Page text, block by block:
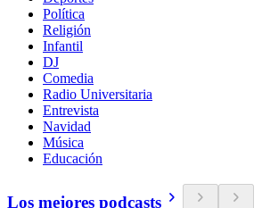
Política
Religión
Infantil
DJ
Comedia
Radio Universitaria
Entrevista
Navidad
Música
Educación
Los mejores podcasts